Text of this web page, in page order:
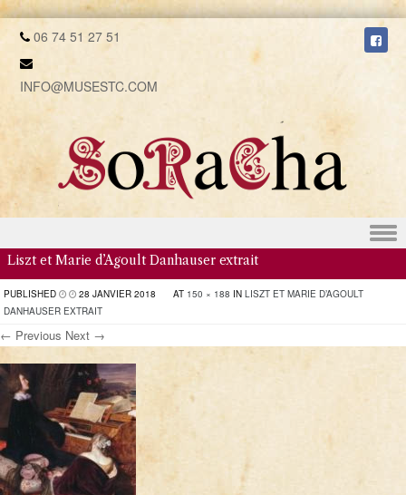
06 74 51 27 51
INFO@MUSESTC.COM
Skip to content
Liszt et Marie d’Agoult Danhauser extrait
PUBLISHED 28 JANVIER 2018 AT 150 × 188 IN LISZT ET MARIE D’AGOULT
DANHAUSER EXTRAIT
← Previous Next →